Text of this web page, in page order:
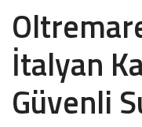
İtalyan
Güvenli